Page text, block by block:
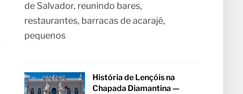
de Salvador, reunindo bares,
restaurantes, barracas de acarajé,
pequenos
História de Lençóis na
Chapada Diamantina —